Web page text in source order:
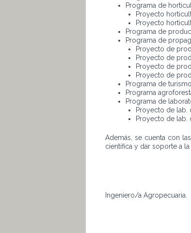
Programa de
Proyecto
Proyecto
Programa de
Programa de
Proyecto de
Proyecto de
Proyecto de
Proyecto de
Programa de
Programa
Programa de
Proyecto de lab.
Proyecto de lab.
Además, se cuenta con
científica y dar soporte a
Ingeniero/a Agropecuaria.